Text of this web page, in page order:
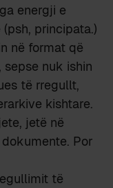
energji e
principata.)
në format që
nuk ishin
të rregullt,
kishtare.
jetë në
Por
të